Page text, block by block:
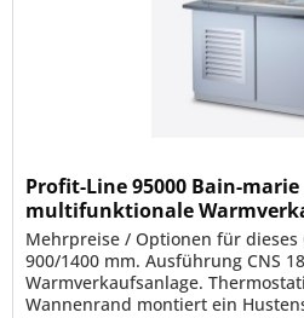
Profit-Line 95000 Bain-
multifunktionale
Größen
Mehrpreise / Optionen für dieses
900/1400 mm. Ausführung CNS
Warmverkaufsanlage.
Wannenrand montiert ein